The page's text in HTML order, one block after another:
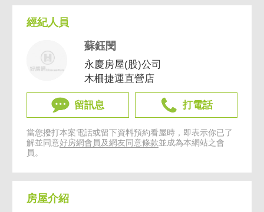
經紀人員
蘇鈺閔
永慶房屋(股)公司
木柵捷運直營店
留訊息 打電話
當您撥打本案電話或留下資料預約看屋時，即表示你已了
解並同意好房網會員及網友同意條款並成為本網站之會
員。
房屋介紹